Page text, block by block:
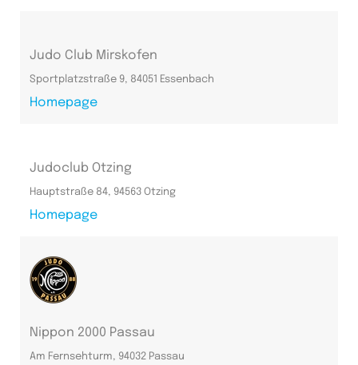
Judo Club Mirskofen
Sportplatzstraße 9, 84051 Essenbach
Homepage
Judoclub Otzing
Hauptstraße 84, 94563 Otzing
Homepage
Nippon 2000 Passau
Am Fernsehturm, 94032 Passau